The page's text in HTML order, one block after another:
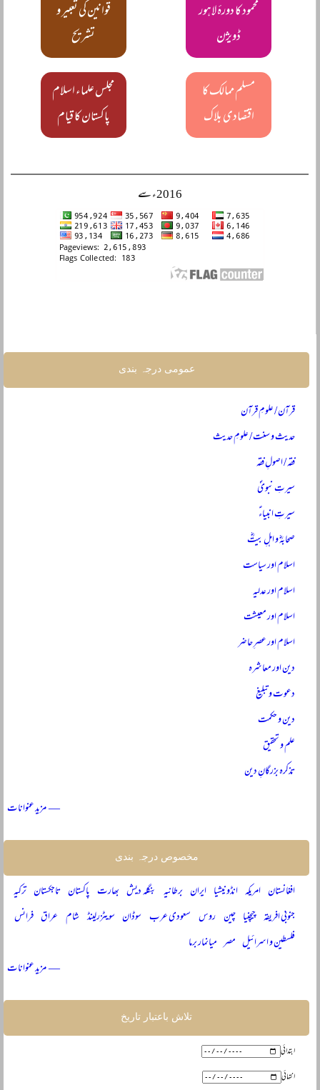
محمود کا دورۂ لاہور
ڈویژن
قوانین کی تعبیر و
تشریح
مسلم ممالک کا
اقتصادی بلاک
مجلس علماء اسلام
پاکستان کا قیام
2016ء سے
عمومی درجہ بندی
قرآن / علومِ قرآن
حدیث و سنت / علومِ حدیث
فقہ / اصولِ فقہ
سیرتِ نبویؐ
سیرتِ انبیاءؑ
صحابہؓ و اہلِ بیتؓ
اسلام اور سیاست
اسلام اور عدلیہ
اسلام اور معیشت
اسلام اور عصرِ حاضر
دین اور معاشرہ
دعوت و تبلیغ
دین و حکمت
علم و تحقیق
تذکرہ بزرگانِ دین
— مزید عنوانات
مخصوص درجہ بندی
افغانستان امریکہ انڈونیشیا ایران برطانیہ بنگلہ دیش بھارت پاکستان تاجکستان ترکیہ
جنوبی افریقہ چیچنیا چین روس سعودی عرب سوڈان سویٹزرلینڈ شام عراق فرانس
فلسطین و اسرائیل مصر میانمار برما
— مزید عنوانات
تلاش باعتبار تاریخ
ابتدائی
انتہائی